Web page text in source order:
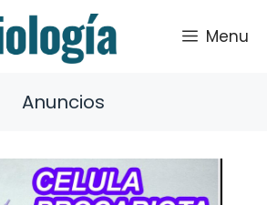
Menu
Anuncios